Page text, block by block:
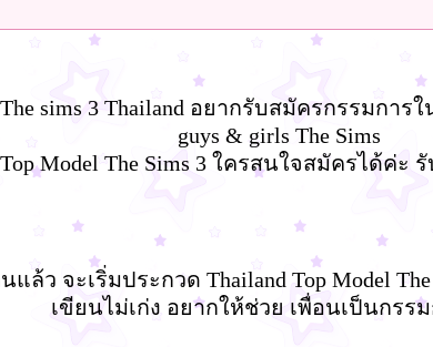
sims 3 Thailand อยากรับสมัครกรรมการใ
guys & girls The Sims
Model The Sims 3 ใครสนใจสมัครได้ค่ะ
ล้ว จะเริ่มประกวด Thailand Top Model
เขียนไม่เก่ง อยากให้ช่วย เพื่อนเป็นกรร